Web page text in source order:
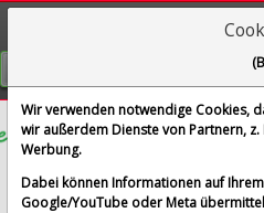
AS Harju Elekter
im Vergleich mit Airbus SE,
Wir verwenden notwendige Cookies,
wir außerdem Dienste von Partnern,
Werbung.
Dabei können Informationen auf
Google/YouTube oder Meta